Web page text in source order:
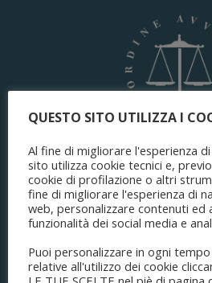
ORDINE DEGLI
di
Sede
QUESTO SITO UTILIZZA I
Al fine di migliorare l'esperienza
sito utilizza cookie tecnici e,
cookie di profilazione o altri
fine di migliorare l'esperienza di
web, personalizzare contenuti ed
funzionalità dei social media e
Puoi personalizzare in ogni
relative all'utilizzo dei cookie